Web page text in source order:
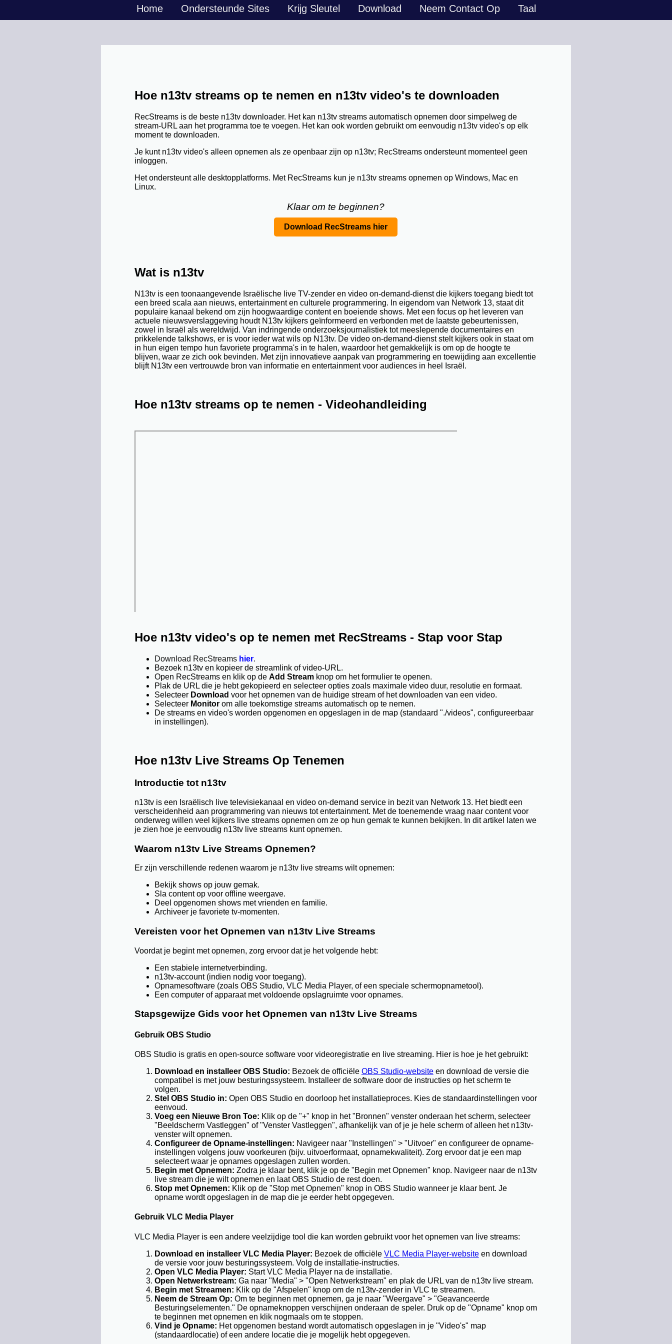
Home Ondersteunde Sites Krijg Sleutel Download Neem Contact Op Taal
Hoe n13tv streams op te nemen en n13tv video's te downloaden
RecStreams is de beste n13tv downloader. Het kan n13tv streams automatisch opnemen door simpelweg de
stream-URL aan het programma toe te voegen. Het kan ook worden gebruikt om eenvoudig n13tv video's op elk
moment te downloaden.
Je kunt n13tv video's alleen opnemen als ze openbaar zijn op n13tv; RecStreams ondersteunt momenteel geen
inloggen.
Het ondersteunt alle desktopplatforms. Met RecStreams kun je n13tv streams opnemen op Windows, Mac en
Linux.
Klaar om te beginnen?
Download RecStreams hier
Wat is n13tv
N13tv is een toonaangevende Israëlische live TV-zender en video on-demand-dienst die kijkers toegang biedt tot
een breed scala aan nieuws, entertainment en culturele programmering. In eigendom van Network 13, staat dit
populaire kanaal bekend om zijn hoogwaardige content en boeiende shows. Met een focus op het leveren van
actuele nieuwsverslaggeving houdt N13tv kijkers geïnformeerd en verbonden met de laatste gebeurtenissen,
zowel in Israël als wereldwijd. Van indringende onderzoeksjournalistiek tot meeslepende documentaires en
prikkelende talkshows, er is voor ieder wat wils op N13tv. De video on-demand-dienst stelt kijkers ook in staat om
in hun eigen tempo hun favoriete programma's in te halen, waardoor het gemakkelijk is om op de hoogte te
blijven, waar ze zich ook bevinden. Met zijn innovatieve aanpak van programmering en toewijding aan excellentie
blijft N13tv een vertrouwde bron van informatie en entertainment voor audiences in heel Israël.
Hoe n13tv streams op te nemen - Videohandleiding
Hoe n13tv video's op te nemen met RecStreams - Stap voor Stap
Download RecStreams hier.
Bezoek n13tv en kopieer de streamlink of video-URL.
Open RecStreams en klik op de Add Streamknop om het formulier te openen.
Plak de URL die je hebt gekopieerd en selecteer opties zoals maximale video duur, resolutie en formaat.
Selecteer Download voor het opnemen van de huidige stream of het downloaden van een video.
Selecteer Monitorom alle toekomstige streams automatisch op te nemen.
De streams en video's worden opgenomen en opgeslagen in de map (standaard "./videos", configureerbaar
in instellingen).
Hoe n13tv Live Streams Op Tenemen
Introductie tot n13tv
n13tv is een Israëlisch live televisiekanaal en video on-demand service in bezit van Network 13. Het biedt een
verscheidenheid aan programmering van nieuws tot entertainment. Met de toenemende vraag naar content voor
onderweg willen veel kijkers live streams opnemen om ze op hun gemak te kunnen bekijken. In dit artikel laten we
je zien hoe je eenvoudig n13tv live streams kunt opnemen.
Waarom n13tv Live Streams Opnemen?
Er zijn verschillende redenen waarom je n13tv live streams wilt opnemen:
Bekijk shows op jouw gemak.
Sla content op voor offline weergave.
Deel opgenomen shows met vrienden en familie.
Archiveer je favoriete tv-momenten.
Vereisten voor het Opnemen van n13tv Live Streams
Voordat je begint met opnemen, zorg ervoor dat je het volgende hebt:
Een stabiele internetverbinding.
n13tv-account (indien nodig voor toegang).
Opnamesoftware (zoals OBS Studio, VLC Media Player, of een speciale schermopnametool).
Een computer of apparaat met voldoende opslagruimte voor opnames.
Stapsgewijze Gids voor het Opnemen van n13tv Live Streams
Gebruik OBS Studio
OBS Studio is gratis en open-source software voor videoregistratie en live streaming. Hier is hoe je het gebruikt:
Download en installeer OBS Studio: Bezoek de officiële OBS Studio-websiteen download de versie die
compatibel is met jouw besturingssysteem. Installeer de software door de instructies op het scherm te
volgen.
Stel OBS Studio in: Open OBS Studio en doorloop het installatieproces. Kies de standaardinstellingen voor
eenvoud.
Voeg een Nieuwe Bron Toe: Klik op de "+" knop in het "Bronnen" venster onderaan het scherm, selecteer
"Beeldscherm Vastleggen" of "Venster Vastleggen", afhankelijk van of je je hele scherm of alleen het n13tv-
venster wilt opnemen.
Configureer de Opname-instellingen: Navigeer naar "Instellingen" > "Uitvoer" en configureer de opname-
instellingen volgens jouw voorkeuren (bijv. uitvoerformaat, opnamekwaliteit). Zorg ervoor dat je een map
selecteert waar je opnames opgeslagen zullen worden.
Begin met Opnemen: Zodra je klaar bent, klik je op de "Begin met Opnemen" knop. Navigeer naar de n13tv
live stream die je wilt opnemen en laat OBS Studio de rest doen.
Stop met Opnemen: Klik op de "Stop met Opnemen" knop in OBS Studio wanneer je klaar bent. Je
opname wordt opgeslagen in de map die je eerder hebt opgegeven.
Gebruik VLC Media Player
VLC Media Player is een andere veelzijdige tool die kan worden gebruikt voor het opnemen van live streams:
Download en installeer VLC Media Player: Bezoek de officiële VLC Media Player-websiteen download
de versie voor jouw besturingssysteem. Volg de installatie-instructies.
Open VLC Media Player: Start VLC Media Player na de installatie.
Open Netwerkstream: Ga naar "Media" > "Open Netwerkstream" en plak de URL van de n13tv live stream.
Begin met Streamen: Klik op de "Afspelen" knop om de n13tv-zender in VLC te streamen.
Neem de Stream Op: Om te beginnen met opnemen, ga je naar "Weergave" > "Geavanceerde
Besturingselementen." De opnameknoppen verschijnen onderaan de speler. Druk op de "Opname" knop om
te beginnen met opnemen en klik nogmaals om te stoppen.
Vind je Opname: Het opgenomen bestand wordt automatisch opgeslagen in je "Video's" map
(standaardlocatie) of een andere locatie die je mogelijk hebt opgegeven.